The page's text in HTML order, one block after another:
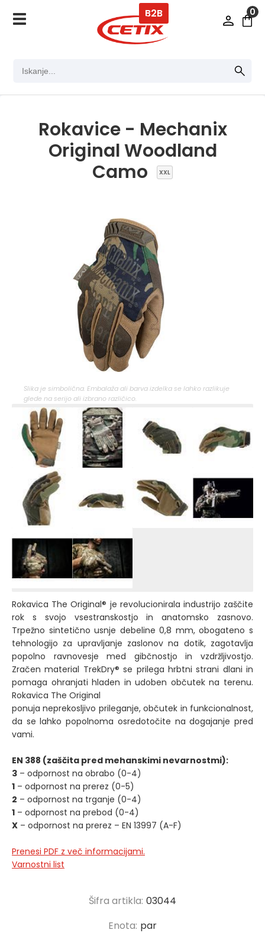
0
B2B
Rokavice - Mechanix
Original Woodland
Camo
XXL
Slika je simbolična. Embalaža ali barva izdelka se lahko razlikuje
glede na serijo ali izbrano različico.
Rokavica The Original® je revolucionirala industrijo zaščite
rok s svojo vsestranskostjo in anatomsko zasnovo.
Trpežno sintetično usnje debeline 0,8 mm, obogateno s
tehnologijo za upravljanje zaslonov na dotik, zagotavlja
popolno ravnovesje med gibčnostjo in vzdržljivostjo.
Zračen material TrekDry® se prilega hrbtni strani dlani in
pomaga ohranjati hladen in udoben občutek na terenu.
Rokavica The Original
ponuja neprekosljivo prileganje, občutek in funkcionalnost,
da se lahko popolnoma osredotočite na dogajanje pred
vami.
EN 388 (zaščita pred mehanskimi nevarnostmi):
3 – odpornost na obrabo (0-4)
1 – odpornost na prerez (0-5)
2 – odpornost na trganje (0-4)
1 – odpornost na prebod (0-4)
X – odpornost na prerez – EN 13997 (A-F)
Prenesi PDF z več informacijami.
Varnostni list
Šifra artikla: 03044
Enota: par